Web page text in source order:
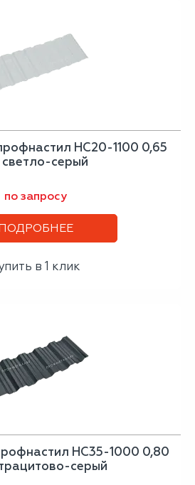
НС20-1100 0,65
светло-серый
по запросу
в 1 клик
НС35-1000 0,80
серый